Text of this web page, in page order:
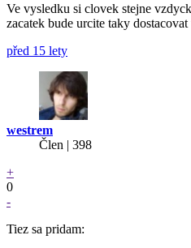
Ve vysledku si clovek stejne
zacatek bude urcite taky
před 15 lety
westrem
Člen | 398
+
0
-
Tiez sa pridam: